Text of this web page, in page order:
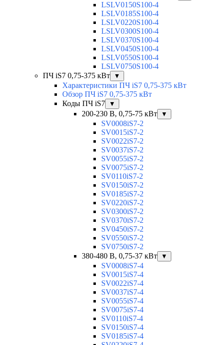
LSLV0150S100-4
LSLV0185S100-4
LSLV0220S100-4
LSLV0300S100-4
LSLV0370S100-4
LSLV0450S100-4
LSLV0550S100-4
LSLV0750S100-4
ПЧ iS7 0,75-375 кВт
▼
Характеристики ПЧ iS7 0,75-375 кВт
Обзор ПЧ iS7 0,75-375 кВт
Коды ПЧ iS7
▼
200-230 В, 0,75-75 кВт ▼
SV0008iS7-2
SV0015iS7-2
SV0022iS7-2
SV0037iS7-2
SV0055iS7-2
SV0075iS7-2
SV0110iS7-2
SV0150iS7-2
SV0185iS7-2
SV0220iS7-2
SV0300iS7-2
SV0370iS7-2
SV0450iS7-2
SV0550iS7-2
SV0750iS7-2
380-480 В, 0,75-37 кВт
▼
SV0008iS7-4
SV0015iS7-4
SV0022iS7-4
SV0037iS7-4
SV0055iS7-4
SV0075iS7-4
SV0110iS7-4
SV0150iS7-4
SV0185iS7-4